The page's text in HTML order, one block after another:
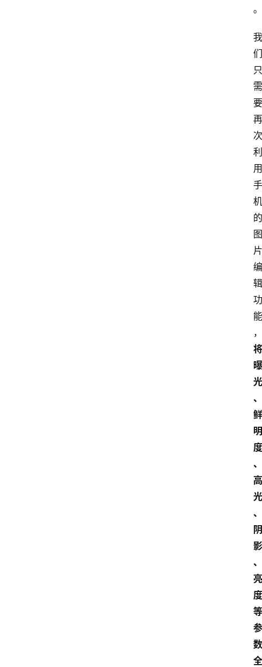
。
我
们
只
需
要
再
次
利
用
手
机
的
图
片
编
辑
功
能
，
将
曝
光
、
鲜
明
度
、
高
光
、
阴
影
、
亮
度
等
参
数
全